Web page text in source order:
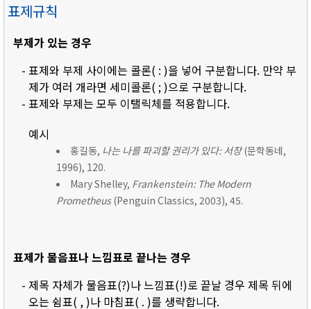
표제규칙
부제가 있는 경우
- 표제와 부제 사이에는 콜론( : )을 넣어 구분합니다. 만약 부
제가 여러 개라면 세미콜론( ; )으로 구분합니다.
- 표제와 부제는 모두 이탤릭체를 적용합니다.
예시
홍길동, 나는 나를 파괴할 권리가 있다: 서장(문학동네,
1996), 120.
Mary Shelley, Frankenstein: The Modern
Prometheus(Penguin Classics, 2003), 45.
표제가 물음표나 느낌표로 끝나는 경우
- 제목 자체가 물음표(?)나 느낌표(!)로 끝날 경우 제목 뒤에
오는 쉼표( , )나 마침표( . )를 생략합니다.